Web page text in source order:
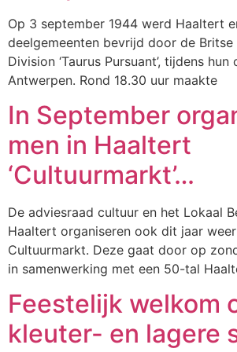
Op 3 september 1944 werd Haaltert
deelgemeenten bevrijd door de Britse
Division ‘Taurus Pursuant’, tijdens
Antwerpen. Rond 18.30 uur maakte
In September
men in Haaltert
‘Cultuurmarkt’…
De adviesraad cultuur en het Lokaal
Haaltert organiseren ook dit jaar
Cultuurmarkt. Deze gaat door op
in samenwerking met een 50-tal
Feestelijk welkom
kleuter- en lagere